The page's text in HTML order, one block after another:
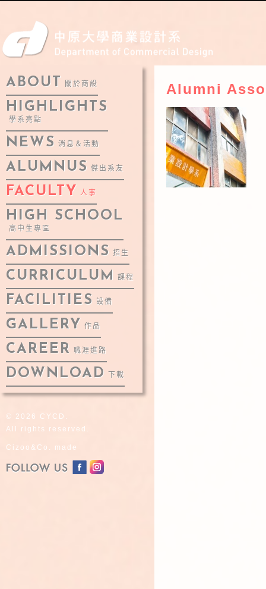
ABOUT 關於商設
HIGHLIGHTS
學系亮點
NEWS 消息＆活動
ALUMNUS 傑出系友
FACULTY 人事
HIGH SCHOOL
高中生專區
ADMISSIONS 招生
CURRICULUM 課程
FACILITIES 設備
GALLERY 作品
CAREER 職涯進路
DOWNLOAD 下載
Alumni
© 2026 CYCD.
All rights reserved.
Cizoo&Co. made